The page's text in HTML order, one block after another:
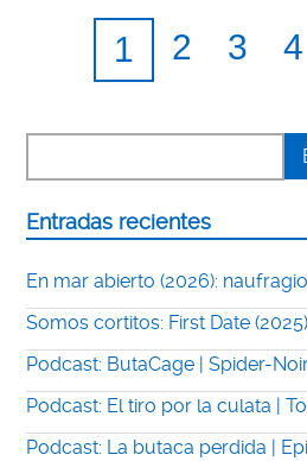
1 2 3 4
Entradas recientes
En mar abierto (2026):
Somos cortitos: First Date (2025)
Podcast: ButaCage | Spider-
Podcast: El tiro por la culata |
Podcast: La butaca perdida |